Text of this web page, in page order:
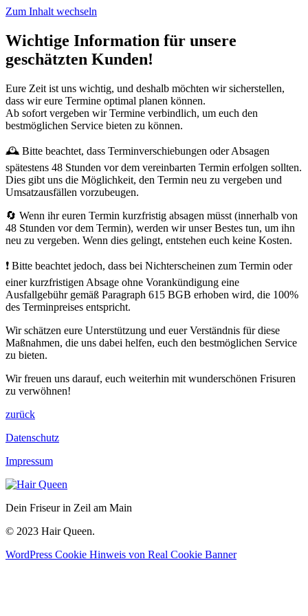
Zum Inhalt wechseln
Wichtige Information für unsere
geschätzten Kunden!
Eure Zeit ist uns wichtig, und deshalb möchten wir sicherstellen,
dass wir eure Termine optimal planen können.
Ab sofort vergeben wir Termine verbindlich, um euch den
bestmöglichen Service bieten zu können.
🕰️ Bitte beachtet, dass Terminverschiebungen oder Absagen
spätestens 48 Stunden vor dem vereinbarten Termin erfolgen sollten.
Dies gibt uns die Möglichkeit, den Termin neu zu vergeben und
Umsatzausfällen vorzubeugen.
🔄 Wenn ihr euren Termin kurzfristig absagen müsst (innerhalb von
48 Stunden vor dem Termin), werden wir unser Bestes tun, um ihn
neu zu vergeben. Wenn dies gelingt, entstehen euch keine Kosten.
❗ Bitte beachtet jedoch, dass bei Nichterscheinen zum Termin oder
einer kurzfristigen Absage ohne Vorankündigung eine
Ausfallgebühr gemäß Paragraph 615 BGB erhoben wird, die 100%
des Terminpreises entspricht.
Wir schätzen eure Unterstützung und euer Verständnis für diese
Maßnahmen, die uns dabei helfen, euch den bestmöglichen Service
zu bieten.
Wir freuen uns darauf, euch weiterhin mit wunderschönen Frisuren
zu verwöhnen!
zurück
Datenschutz
Impressum
Dein Friseur in Zeil am Main
© 2023 Hair Queen.
WordPress Cookie Hinweis von Real Cookie Banner